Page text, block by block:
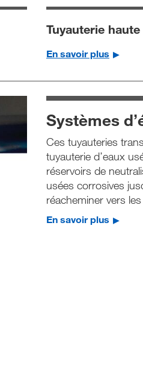
Tuyauterie
En savoir plus
Systèmes
Ces tuyauteries
tuyauterie d’eaux
réservoirs de
usées corrosives
réacheminer vers
En savoir plus